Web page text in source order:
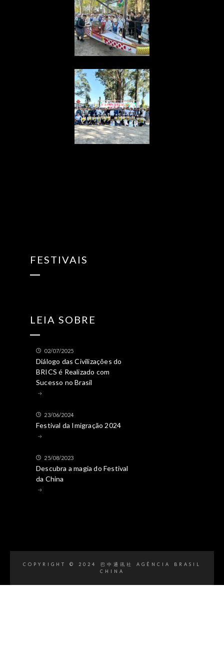
FESTIVAIS
LEIA SOBRE
02/07/2025
Diálogo das Civilizações do
BRICS é Realizado com
Sucesso no Brasil
23/06/2024
Festival da Imigração 2024
25/08/2023
Descubra a magia do Festival
da China
COPYRIGHT © 2024 巴中通讯社 AGÊNCIA BRASIL
CHINA